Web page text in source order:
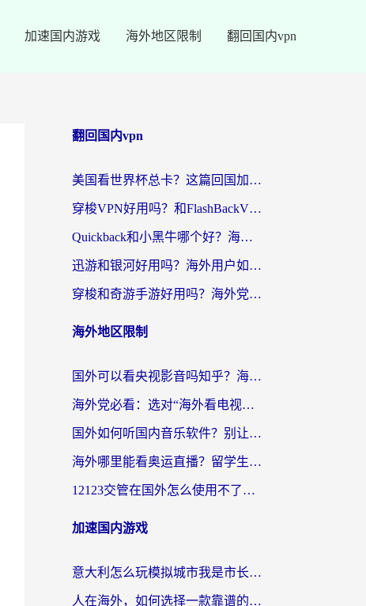
加速国内游戏 海外地区限制 翻回国内vpn
翻回国内vpn
美国看世界杯总卡？这篇回国加速器指南帮你无缝刷国内资源（附苹果手机VPN设置步骤）
穿梭VPN好用吗？和FlashBackVPN对比哪个回国效果更好？
Quickback和小黑牛哪个好？海外党亲测指南，选对回国加速器秒回国内
迅游和银河好用吗？海外用户如何选择回国加速器实现无缝访问国内资源
穿梭和奇游手游好用吗？海外党亲测3款回国加速器，附蜜蜂加速器七天试用攻略
海外地区限制
国外可以看央视影音吗知乎？海外党亲测有效的回国加速方案
海外党必看：选对“海外看电视剧软件”，再也不用愁国内剧刷不了
国外如何听国内音乐软件？别让地域限制，断了你的中文歌单
海外哪里能看奥运直播？留学生&海外华人必看的体育赛事观赛终极指南
12123交管在国外怎么使用不了？海外华人必看的无缝访问国内资源指南
加速国内游戏
意大利怎么玩模拟城市我是市长？海外党国服游戏加速终极攻略（附三国3量子特攻解决办法）
人在海外，如何选择一款靠谱的玩剑灵2加速器？